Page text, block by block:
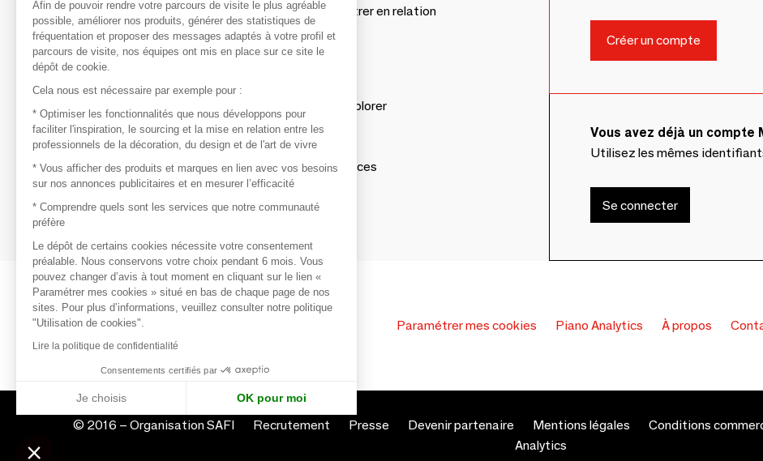
Afin de profiter au mieux de l'expérience MOM et de rentrer en relation
avec vos marques préférées, créez-vous un compte.
Découvrir
Les produits de milliers de fournisseurs à explorer
S'inspirer
Inspiration et sélections de produits tendances
Contacter
Vous avez déjà un compte
Utilisez les mêmes
Se connecter
Paramétrer mes cookies Piano Analytics À propos
© 2016 – Organisation SAFI Recrutement Presse Devenir partenaire Mentions légales Conditions
Analytics
Afin de pouvoir rendre votre parcours de visite le plus agréable
possible, améliorer nos produits, générer des statistiques de
fréquentation et proposer des messages adaptés à votre profil et
parcours de visite, nos équipes ont mis en place sur ce site le
dépôt de cookie.
Cela nous est nécessaire par exemple pour :
* Optimiser les fonctionnalités que nous développons pour
faciliter l'inspiration, le sourcing et la mise en relation entre les
professionnels de la décoration, du design et de l'art de vivre
* Vous afficher des produits et marques en lien avec vos besoins
sur nos annonces publicitaires et en mesurer l’efficacité
* Comprendre quels sont les services que notre communauté
préfère
Le dépôt de certains cookies nécessite votre consentement
préalable. Nous conservons votre choix pendant 6 mois. Vous
pouvez changer d’avis à tout moment en cliquant sur le lien «
Paramétrer mes cookies » situé en bas de chaque page de nos
sites. Pour plus d’informations, veuillez consulter notre politique
"Utilisation de cookies".
Lire la politique de confidentialité
Consentements certifiés par
Je choisis OK pour moi
Axeptio consent
Plateforme de Gestion du Consentement : Personnalisez vos Options